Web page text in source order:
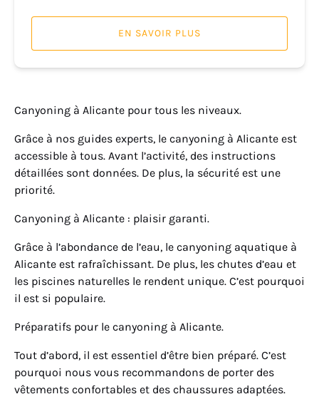
EN SAVOIR PLUS
Canyoning à Alicante pour tous les niveaux.
Grâce à nos guides experts, le canyoning à Alicante est
accessible à tous. Avant l’activité, des instructions
détaillées sont données. De plus, la sécurité est une
priorité.
Canyoning à Alicante : plaisir garanti.
Grâce à l’abondance de l’eau, le canyoning aquatique à
Alicante est rafraîchissant. De plus, les chutes d’eau et
les piscines naturelles le rendent unique. C’est pourquoi
il est si populaire.
Préparatifs pour le canyoning à Alicante.
Tout d’abord, il est essentiel d’être bien préparé. C’est
pourquoi nous vous recommandons de porter des
vêtements confortables et des chaussures adaptées.